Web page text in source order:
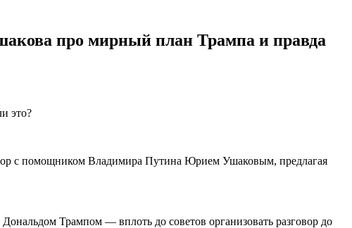
про мирный план Трампа и правда
с помощником Владимира Путина Юрием Ушаковым, предлагая
Трампом — вплоть до советов организовать разговор до